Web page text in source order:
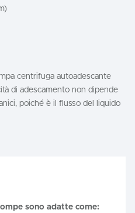
centrifuga autoadescante
di adescamento non dipende
poiché è il flusso del liquido
sono adatte come: